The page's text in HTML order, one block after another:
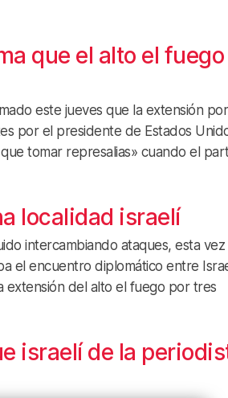
que el alto el fuego
este jueves que la extensión
por el presidente de Estados
tomar represalias» cuando el
localidad israelí
intercambiando ataques, esta vez
el encuentro diplomático entre
extensión del alto el fuego por tres
israelí de la